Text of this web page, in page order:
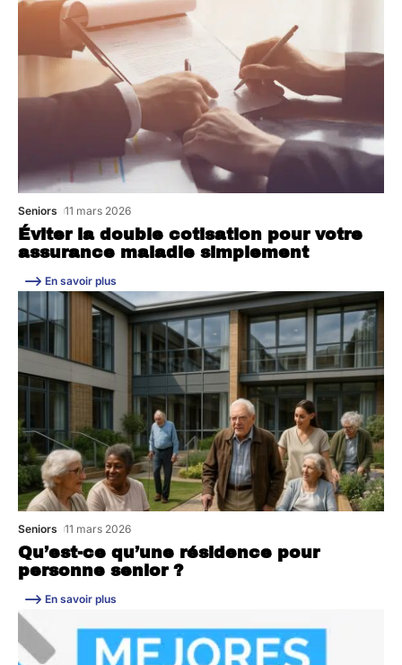
Éviter la double cotisation pour votre
assurance maladie simplement
Seniors 11 mars 2026
En savoir plus
Qu’est-ce qu’une résidence pour
personne senior ?
Seniors 11 mars 2026
En savoir plus